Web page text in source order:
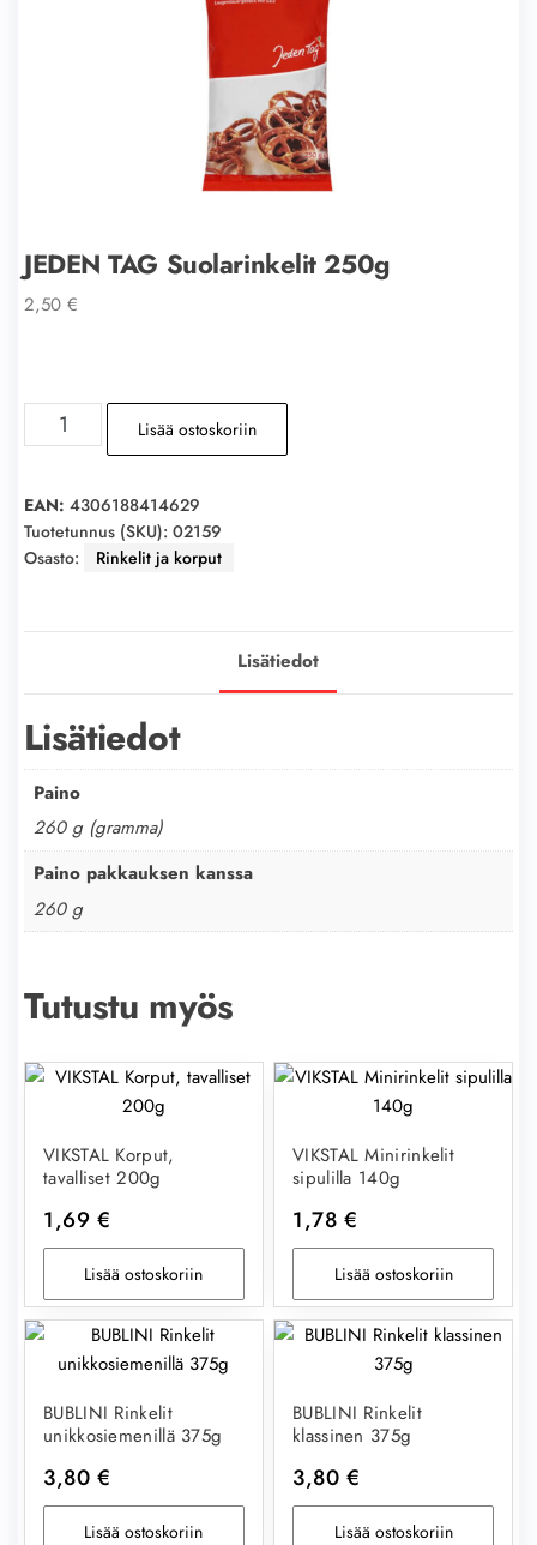
JEDEN TAG Suolarinkelit 250g
2,50 €
JEDEN
TAG
250g
määrä
Lisää ostoskoriin
EAN: 4306188414629
Tuotetunnus (SKU): 02159
Osasto:
Rinkelit ja korput
Lisätiedot
Lisätiedot
Paino
260 g (gramma)
Paino pakkauksen kanssa
260 g
Tutustu myös
VIKSTAL Korput,
tavalliset 200g
1,69 €
Lisää ostoskoriin
VIKSTAL Minirinkelit
sipulilla 140g
1,78 €
Lisää ostoskoriin
BUBLINI Rinkelit
unikkosiemenillä 375g
3,80 €
Lisää ostoskoriin
BUBLINI Rinkelit
klassinen 375g
3,80 €
Lisää ostoskoriin